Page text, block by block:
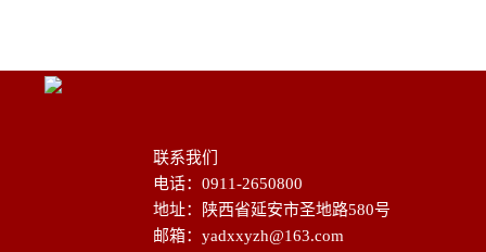
联系我们
电话：0911-2650800
地址：陕西省延安市圣地路580号
邮箱：yadxxyzh@163.com